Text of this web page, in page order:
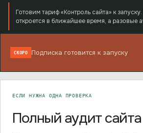
Готовим тариф «Контроль сайта» к
откроется в ближайшее время, а разовые
СКОРО Подписка готовится к запуску
ЕСЛИ НУЖНА ОДНА ПРОВЕРКА
Полный аудит сайта